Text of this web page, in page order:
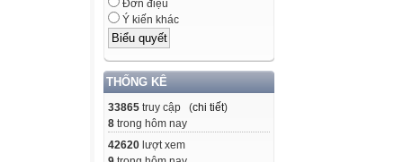
Đơn điệu
Ý kiến khác
THỐNG KÊ
33865 truy cập (chi tiết)
8 trong hôm nay
42620 lượt xem